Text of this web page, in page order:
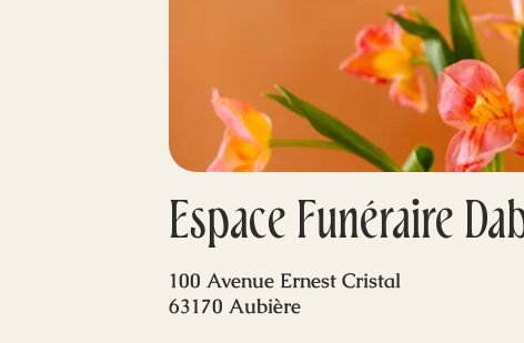
Espace Funéraire
100 Avenue Ernest Cristal
63170 Aubière